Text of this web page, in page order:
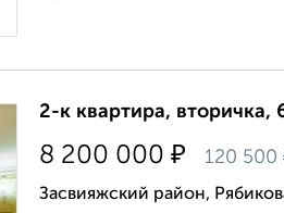
2-к квартира, вторичка,
8 200 000 ₽ 120 500
Засвияжский район,